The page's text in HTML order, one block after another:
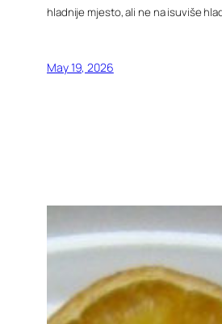
hladnije mjesto, ali ne na isuviše
May 19, 2026